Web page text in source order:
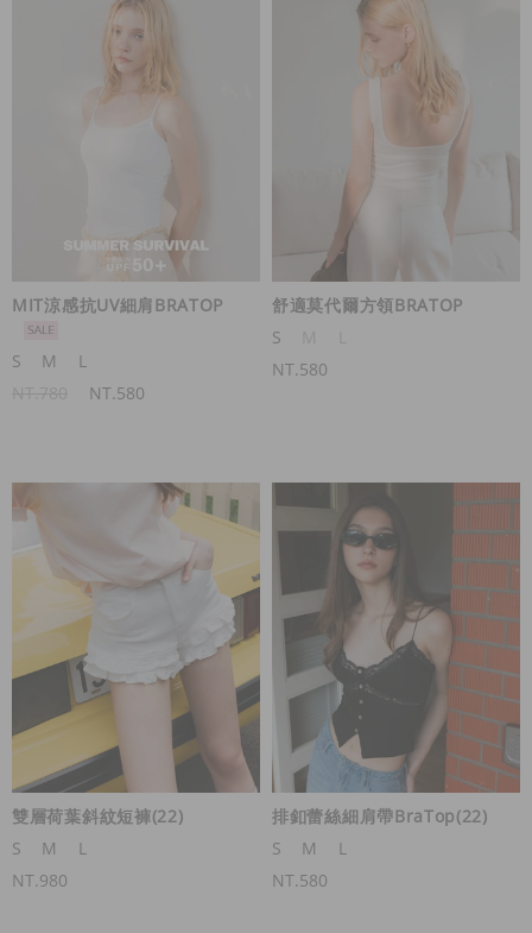
MIT涼感抗UV細肩BRATOP
S M
L
NT.580
舒適莫代爾方領BRATOP
S
NT.580
雙層荷葉斜紋短褲(22)
S
M
L
NT.980
排釦蕾絲細肩帶BraTop(22)
S
M
L
NT.580